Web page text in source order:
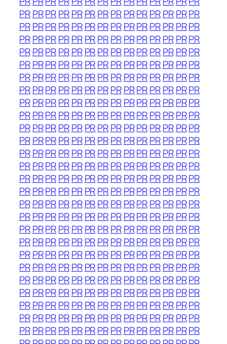
PRPRPRPRPR PRPRPRPRPRPRPR PRPR
PRPRPRPRPR PRPRPRPRPRPRPR PRPR
PRPRPRPRPR PRPRPRPRPRPRPR PRPR
PRPRPRPRPR PRPRPRPRPRPRPR PRPR
PRPRPRPRPR PRPRPRPRPRPRPR PRPR
PRPRPRPRPR PRPRPRPRPRPRPR PRPR
PRPRPRPRPR PRPRPRPRPRPRPR PRPR
PRPRPRPRPR PRPRPRPRPRPRPR PRPR
PRPRPRPRPR PRPRPRPRPRPRPR PRPR
PRPRPRPRPR PRPRPRPRPRPRPR PRPR
PRPRPRPRPR PRPRPRPRPRPRPR PRPR
PRPRPRPRPR PRPRPRPRPRPRPR PRPR
PRPRPRPRPR PRPRPRPRPRPRPR PRPR
PRPRPRPRPR PRPRPRPRPRPRPR PRPR
PRPRPRPRPR PRPRPRPRPRPRPR PRPR
PRPRPRPRPR PRPRPRPRPRPRPR PRPR
PRPRPRPRPR PRPRPRPRPRPRPR PRPR
PRPRPRPRPR PRPRPRPRPRPRPR PRPR
PRPRPRPRPR PRPRPRPRPRPRPR PRPR
PRPRPRPRPR PRPRPRPRPRPRPR PRPR
PRPRPRPRPR PRPRPRPRPRPRPR PRPR
PRPRPRPRPR PRPRPRPRPRPRPR PRPR
PRPRPRPRPR PRPRPRPRPRPRPR PRPR
PRPRPRPRPR PRPRPRPRPRPRPR PRPR
PRPRPRPRPR PRPRPRPRPRPRPR PRPR
PRPRPRPRPR PRPRPRPRPRPRPR PRPR